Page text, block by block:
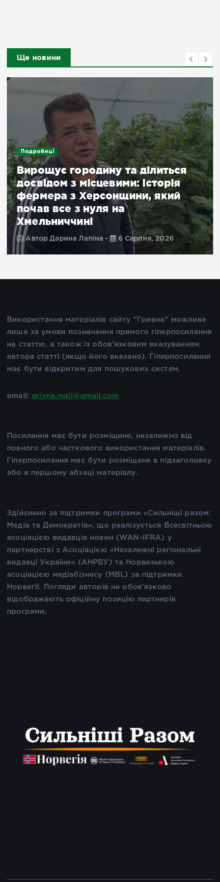
Ще новини
Подробиці
Вирощує городину та ділиться
досвідом з місцевими: історія
фермера з Херсонщини, який
почав все з нуля на
Хмельниччині
АвторДарина Лапіна 6 Серпня, 2026
Використання матеріалів сайту "Гривна" можливе
лише за умови позначення прямого гіперпосилання
на статтю, а також із обов'язковим вказуванням
автора статті (якщо його вказано). Гіперпосилання
має бути відкритим для пошукових систем.
email: grivna.mail@gmail.com
Посилання має бути розміщене, незалежно від
повного або часткового використання матеріалів.
Гіперпосилання має бути розміщене в підзаголовку
або в першому абзаці матеріалу.
Здійснено за підтримки програми «Сильніші разом:
Медіа та Демократія», що реалізується Всесвітньою
асоціацією видавців новин (WAN-IFRA) у
партнерстві з Асоціацією «Незалежні регіональні
видавці України» (АНРВУ) та Норвезькою
асоціацією медіабізнесу (MBL) за підтримки
Норвегії. Погляди авторів не обов’язково
відображають офіційну позицію партнерів
програми.